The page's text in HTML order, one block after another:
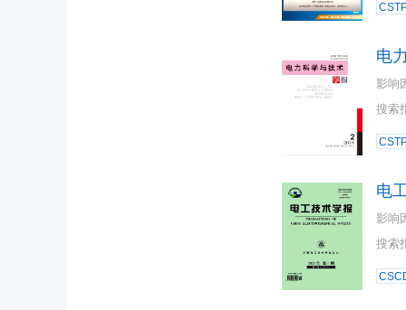
电
影响
搜索
电
影响
搜索